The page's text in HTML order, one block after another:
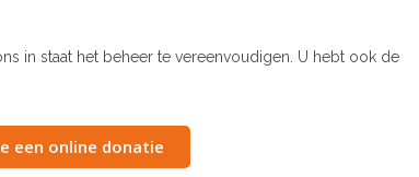
in staat het beheer te vereenvoudigen. U hebt ook de
een online donatie